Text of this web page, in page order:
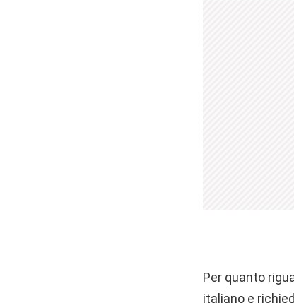
Per quanto
italiano e